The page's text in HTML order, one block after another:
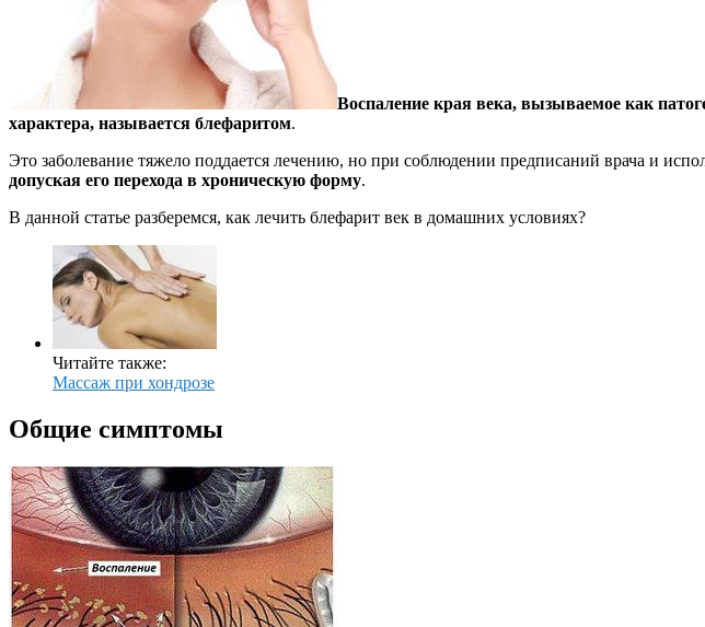
Воспаление края века, вызываемое как
характера, называется блефаритом.
Это заболевание тяжело поддается лечению, но при соблюдении предписаний врача и
допуская его перехода в хроническую форму.
В данной статье разберемся, как лечить блефарит век в домашних условиях?
Читайте также:
Массаж при хондрозе
Общие симптомы